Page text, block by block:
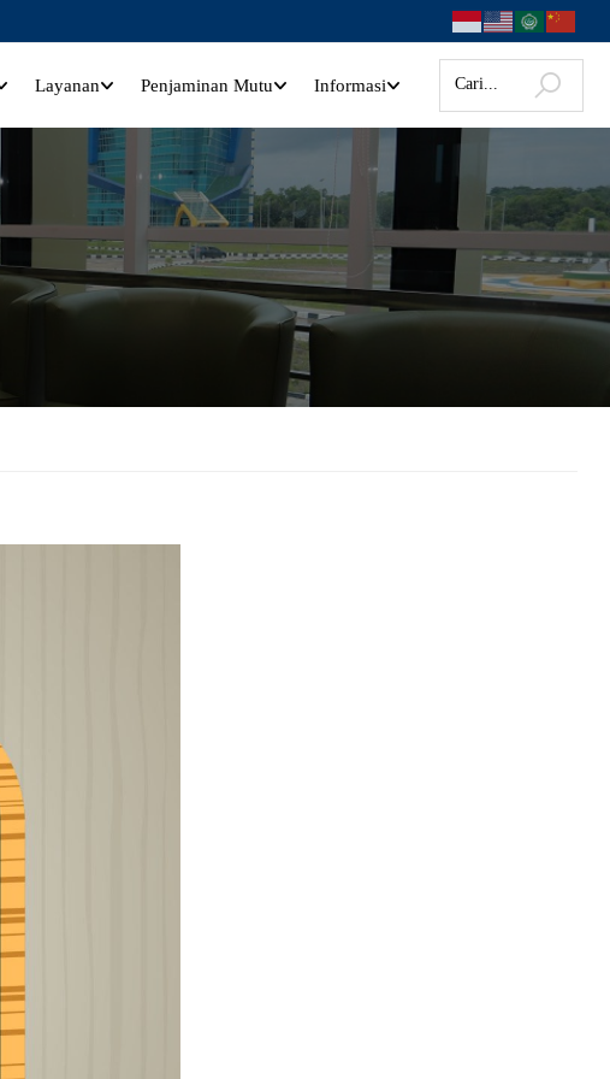
Layanan Penjaminan Mutu Informasi